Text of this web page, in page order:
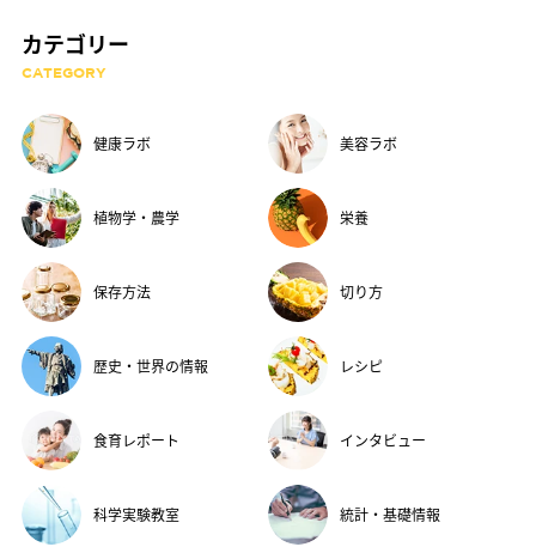
カテゴリー
CATEGORY
健康ラボ 美容ラボ
植物学・農学 栄養
保存方法 切り方
歴史・世界の情報 レシピ
食育レポート インタビュー
科学実験教室 統計・基礎情報